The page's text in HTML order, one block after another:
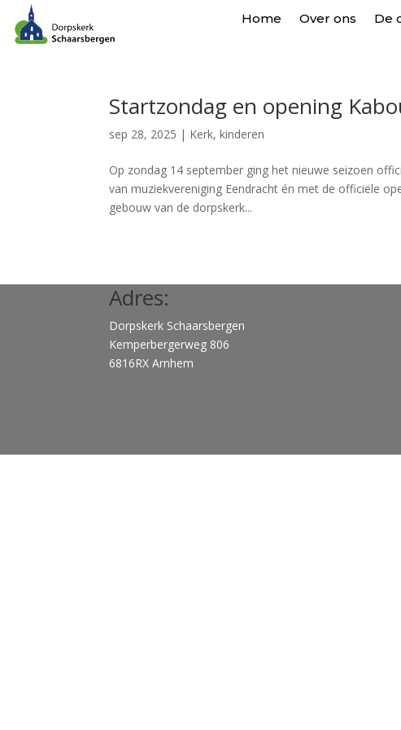
Home Over ons De
Startzondag en opening
sep 28, 2025 | Kerk,kinderen
Op zondag 14 september ging het nieuwe seizoen
van muziekvereniging Eendracht én met de officiële
gebouw van de dorpskerk...
Adres:
Dorpskerk Schaarsbergen
Kemperbergerweg 806
6816RX Arnhem